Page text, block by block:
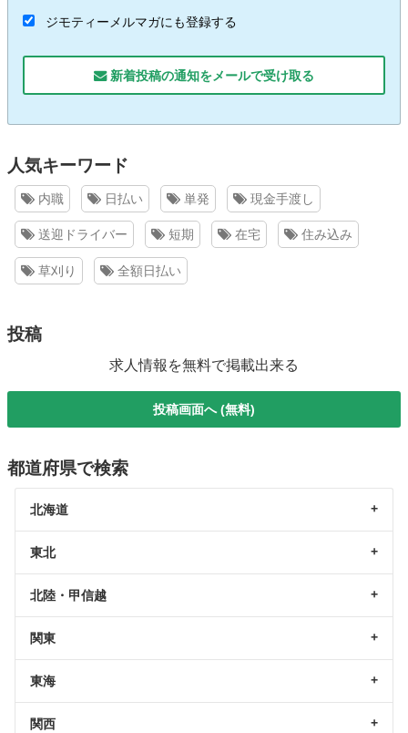
ジモティーメルマガにも登録する
新着投稿の通知をメールで受け取る
人気キーワード
内職 日払い 単発 現金手渡し
送迎ドライバー 短期 在宅 住み込み
草刈り 全額日払い
投稿
求人情報を無料で掲載出来る
投稿画面へ (無料)
都道府県で検索
北海道
東北
北陸・甲信越
関東
東海
関西